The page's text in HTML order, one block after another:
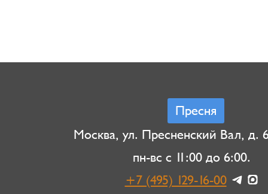
Пресня
Москва, ул. Пресненский Вал, д.
пн-вс с 11:00 до 6:00.
+7 (495) 129-16-00